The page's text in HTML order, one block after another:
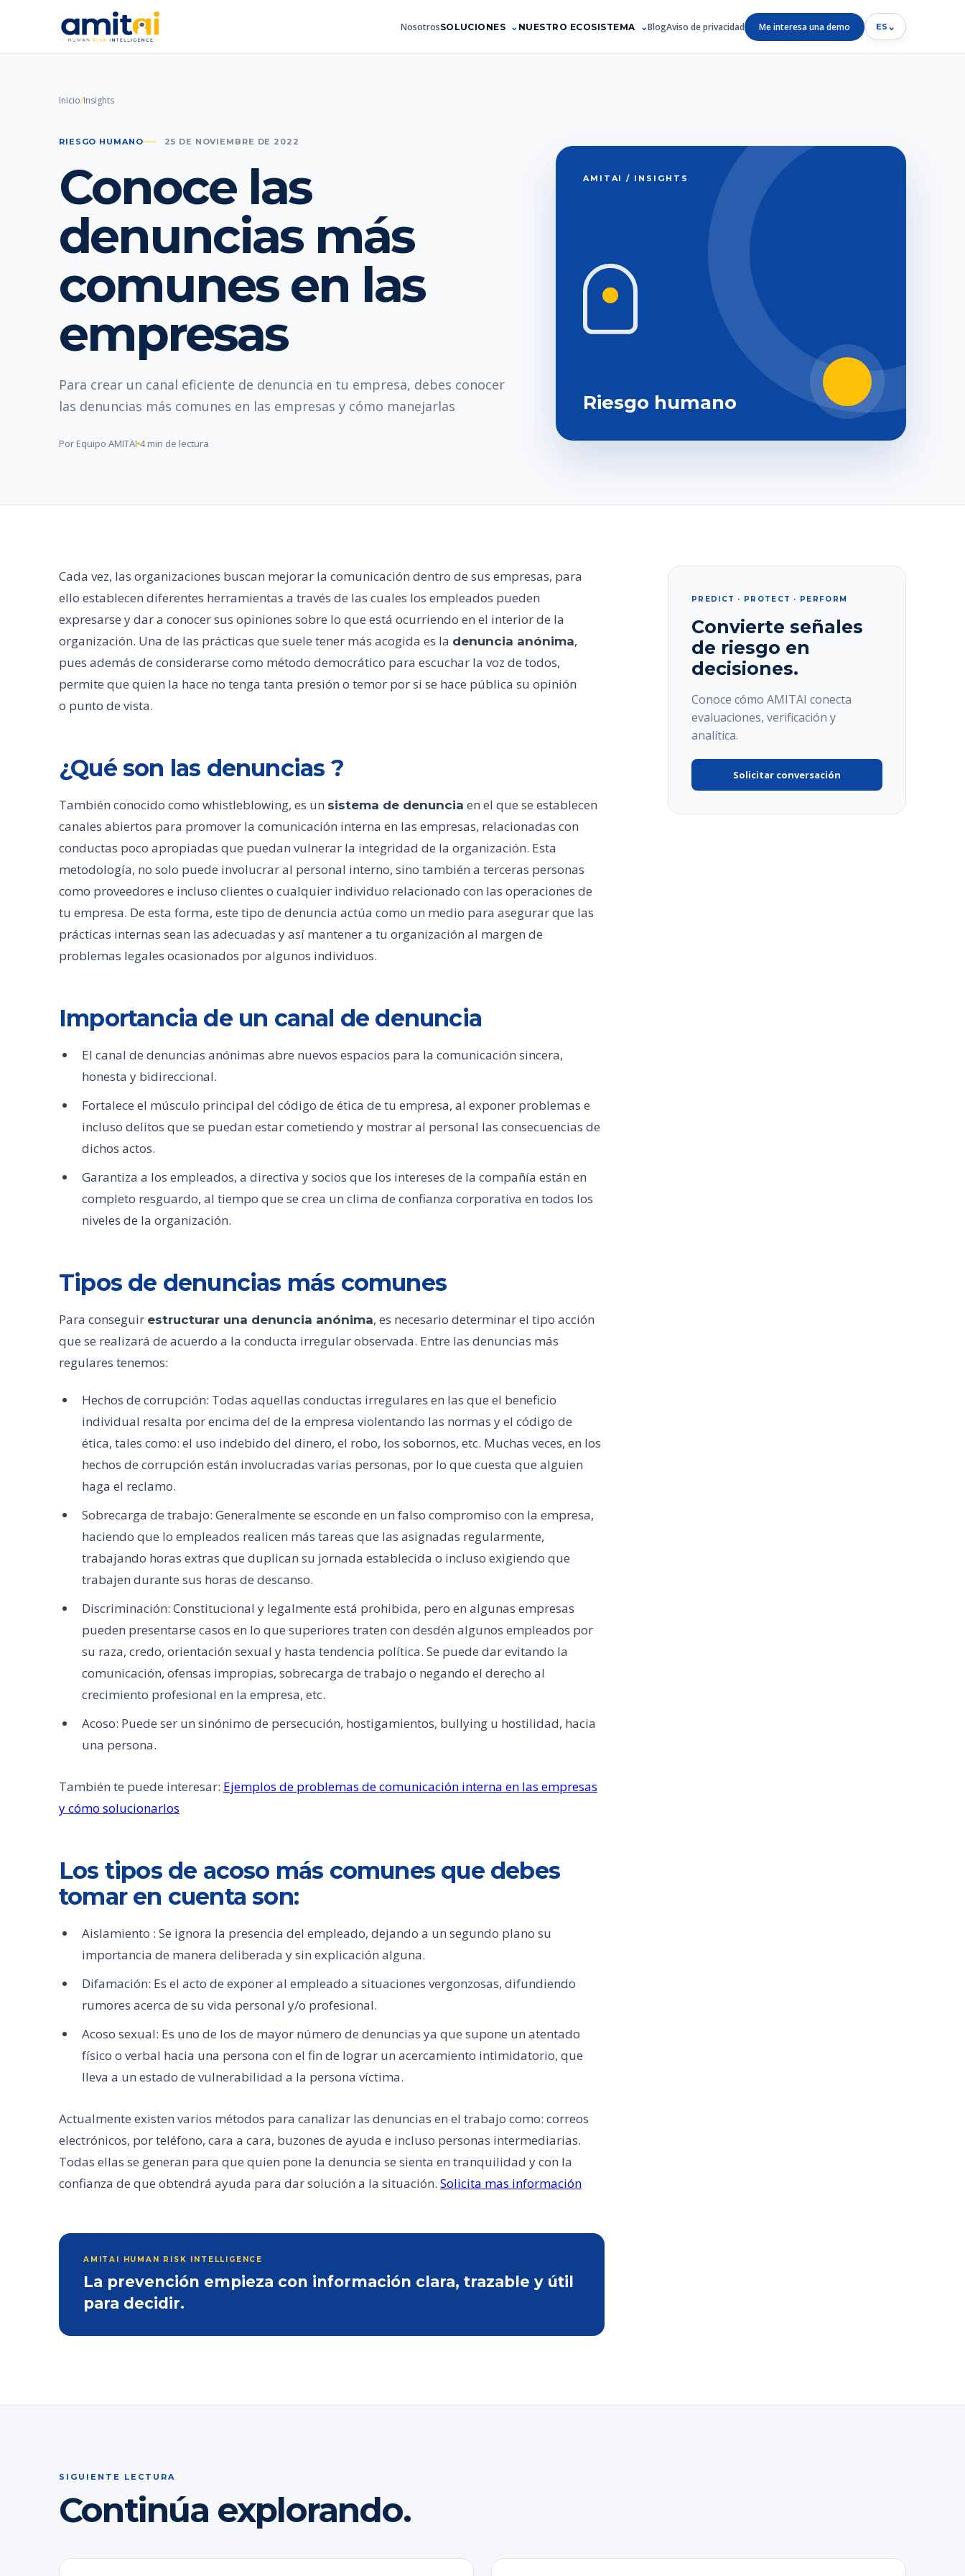
NosotrosSOLUCIONES NUESTRO ECOSISTEMA BlogAviso de privacidad Me interesa una demo ES ⌄
Inicio/Insights
RIESGO HUMANO 25 DE NOVIEMBRE DE 2022
Conoce las
denuncias más
comunes en las
empresas
Para crear un canal eficiente de denuncia en tu empresa, debes conocer
las denuncias más comunes en las empresas y cómo manejarlas
Por Equipo AMITAI 4 min de lectura
AMITAI / INSIGHTS
Riesgo humano
Cada vez, las organizaciones buscan mejorar la comunicación dentro de sus empresas, para
ello establecen diferentes herramientas a través de las cuales los empleados pueden
expresarse y dar a conocer sus opiniones sobre lo que está ocurriendo en el interior de la
organización. Una de las prácticas que suele tener más acogida es la denuncia anónima,
pues además de considerarse como método democrático para escuchar la voz de todos,
permite que quien la hace no tenga tanta presión o temor por si se hace pública su opinión
o punto de vista.
¿Qué son las denuncias ?
También conocido como whistleblowing, es un sistema de denuncia en el que se establecen
canales abiertos para promover la comunicación interna en las empresas, relacionadas con
conductas poco apropiadas que puedan vulnerar la integridad de la organización. Esta
metodología, no solo puede involucrar al personal interno, sino también a terceras personas
como proveedores e incluso clientes o cualquier individuo relacionado con las operaciones de
tu empresa. De esta forma, este tipo de denuncia actúa como un medio para asegurar que las
prácticas internas sean las adecuadas y así mantener a tu organización al margen de
problemas legales ocasionados por algunos individuos.
Importancia de un canal de denuncia
El canal de denuncias anónimas abre nuevos espacios para la comunicación sincera,
honesta y bidireccional.
Fortalece el músculo principal del código de ética de tu empresa, al exponer problemas e
incluso delitos que se puedan estar cometiendo y mostrar al personal las consecuencias de
dichos actos.
Garantiza a los empleados, a directiva y socios que los intereses de la compañía están en
completo resguardo, al tiempo que se crea un clima de confianza corporativa en todos los
niveles de la organización.
Tipos de denuncias más comunes
Para conseguir estructurar una denuncia anónima, es necesario determinar el tipo acción
que se realizará de acuerdo a la conducta irregular observada. Entre las denuncias más
regulares tenemos:
Hechos de corrupción: Todas aquellas conductas irregulares en las que el beneficio
individual resalta por encima del de la empresa violentando las normas y el código de
ética, tales como: el uso indebido del dinero, el robo, los sobornos, etc. Muchas veces, en los
hechos de corrupción están involucradas varias personas, por lo que cuesta que alguien
haga el reclamo.
Sobrecarga de trabajo: Generalmente se esconde en un falso compromiso con la empresa,
haciendo que lo empleados realicen más tareas que las asignadas regularmente,
trabajando horas extras que duplican su jornada establecida o incluso exigiendo que
trabajen durante sus horas de descanso.
Discriminación: Constitucional y legalmente está prohibida, pero en algunas empresas
pueden presentarse casos en lo que superiores traten con desdén algunos empleados por
su raza, credo, orientación sexual y hasta tendencia política. Se puede dar evitando la
comunicación, ofensas impropias, sobrecarga de trabajo o negando el derecho al
crecimiento profesional en la empresa, etc.
Acoso: Puede ser un sinónimo de persecución, hostigamientos, bullying u hostilidad, hacia
una persona.
También te puede interesar: Ejemplos de problemas de comunicación interna en las empresas
y cómo solucionarlos
Los tipos de acoso más comunes que debes
tomar en cuenta son:
Aislamiento : Se ignora la presencia del empleado, dejando a un segundo plano su
importancia de manera deliberada y sin explicación alguna.
Difamación: Es el acto de exponer al empleado a situaciones vergonzosas, difundiendo
rumores acerca de su vida personal y/o profesional.
Acoso sexual: Es uno de los de mayor número de denuncias ya que supone un atentado
físico o verbal hacia una persona con el fin de lograr un acercamiento intimidatorio, que
lleva a un estado de vulnerabilidad a la persona víctima.
Actualmente existen varios métodos para canalizar las denuncias en el trabajo como: correos
electrónicos, por teléfono, cara a cara, buzones de ayuda e incluso personas intermediarias.
Todas ellas se generan para que quien pone la denuncia se sienta en tranquilidad y con la
confianza de que obtendrá ayuda para dar solución a la situación. Solicita mas información
AMITAI HUMAN RISK INTELLIGENCE
La prevención empieza con información clara, trazable y útil
para decidir.
PREDICT · PROTECT · PERFORM
Convierte señales
de riesgo en
decisiones.
Conoce cómo AMITAI conecta
evaluaciones, verificación y
analítica.
Solicitar conversación
SIGUIENTE LECTURA
Continúa explorando.